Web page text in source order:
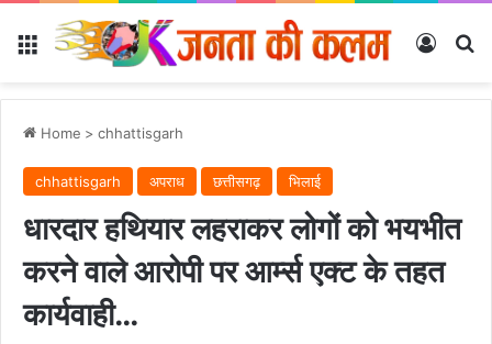
Menu Log In
Home > chhattisgarh
chhattisgarh अपराध छत्तीसगढ़ भिलाई
धारदार हथियार लहराकर लोगों को भयभीत
करने वाले आरोपी पर आर्म्स एक्ट के तहत
कार्यवाही…